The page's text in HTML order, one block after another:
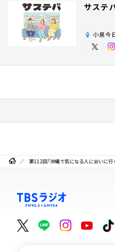
サステ
小泉今
第112回「沖縄で気になる人に会いに行